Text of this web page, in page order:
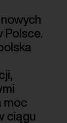
Polsce.
moc
ciągu